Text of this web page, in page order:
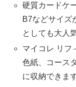
硬質カードケ
B7などサイズ
としても大人
マイコレ リフ
色紙、コース
に収納できます